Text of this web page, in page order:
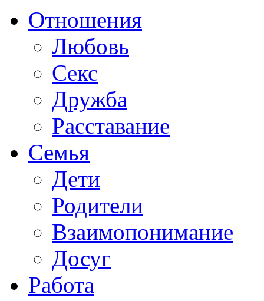
Отношения
Любовь
Секс
Дружба
Расставание
Семья
Дети
Родители
Взаимопонимание
Досуг
Работа